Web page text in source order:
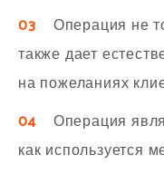
03 Операция не
также дает
на пожеланиях
04Операция
как используется